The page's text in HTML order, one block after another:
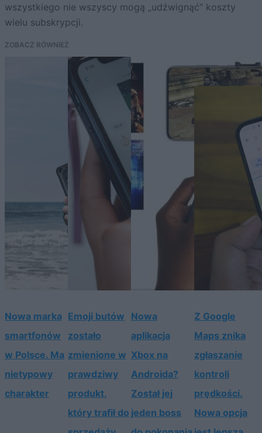
wszystkiego nie wszyscy mogą „udźwignąć” koszty
wielu subskrypcji.
ZOBACZ RÓWNIEŻ
Nowa marka
smartfonów
w Polsce. Ma
nietypowy
charakter
Emoji butów
zostało
zmienione w
prawdziwy
produkt,
który trafił do
Nowa
aplikacja
Xbox na
Androida?
Został jej
jeden boss
Z Google
Maps znika
zgłaszanie
kontroli
prędkości.
Nowa opcja